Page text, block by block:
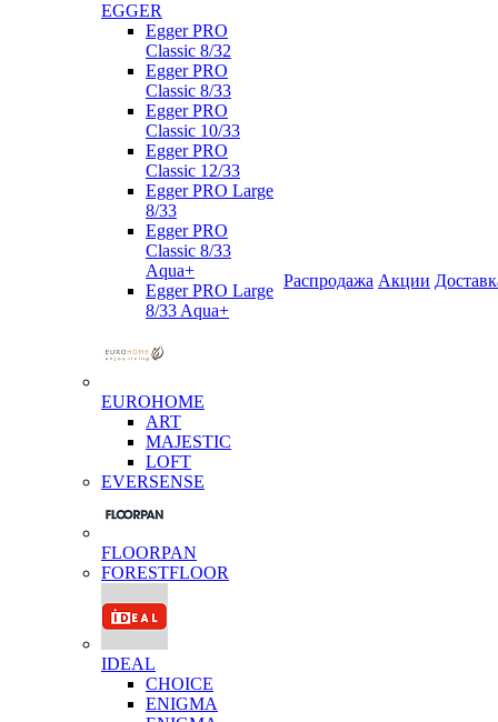
EGGER
Egger PRO
Classic 8/32
Egger PRO
Classic 8/33
Egger PRO
Classic 10/33
Egger PRO
Classic 12/33
Egger PRO Large
8/33
Egger PRO
Classic 8/33
Aqua+
Egger PRO Large
8/33 Aqua+
EUROHOME
ART
MAJESTIC
LOFT
EVERSENSE
FLOORPAN
FORESTFLOOR
IDEAL
CHOICE
ENIGMA
Распродажа Акции